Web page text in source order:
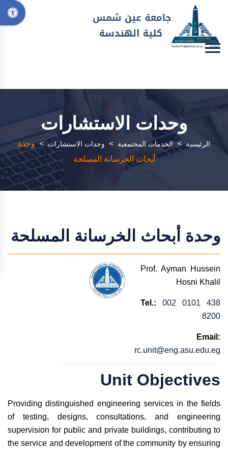
وحدات الاستشارات
الرئيسية > الخدمات المجتمعية > وحدات الاستشارات > وحدة
أبحاث الخرسانة المسلحة
وحدة أبحاث الخرسانة المسلحة
Prof. Ayman Hussein
Hosni Khalil
Tel.:
002 0101 438
8200
Email:
rc.unit@eng.asu.edu.eg
Unit Objectives
Providing distinguished engineering services in the fields
of testing, designs, consultations, and engineering
supervision for public and private buildings, contributing to
the service and development of the community by ensuring